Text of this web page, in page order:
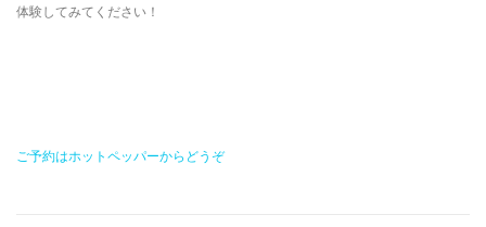
体験してみてください！
ご予約はホットペッパーからどうぞ